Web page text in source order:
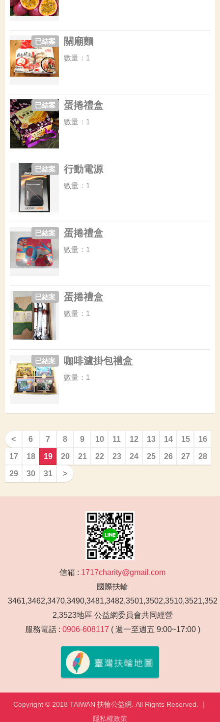
關廟麵
已結案
數量：1
蛋捲禮盒
已結案
數量：1
行動電源
已結案
數量：1
蛋捲禮盒
已結案
數量：1
蛋捲禮盒
已結案
數量：1
咖啡濾掛包禮盒
已結案
數量：1
< 6 7 8 9 10 11 12 13 14 15 16
17 18 19 20 21 22 23 24 25 26 27 28
29 30 31 >
信箱 : 1717charity@gmail.com
國際扶輪
3461,3462,3470,3490,3481,3482,3501,3502,3510,3521,352
2,3523地區 公益網委員會共同經營
服務電話 : 0906-608117 ( 週一至週五 9:00~17:00 )
Copyright © 2018 TAIWAN 扶輪公益網. All Rights Reserved. ｜
隱私權政策